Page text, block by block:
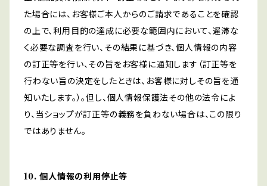
た場合には、お客様ご本人からのご請求であることを確認
の上で、利用目的の達成に必要な範囲内において、遅滞な
く必要な調査を行い、その結果に基づき、個人情報の内容
の訂正等を行い、その旨をお客様に通知します（訂正等を
行わない旨の決定をしたときは、お客様に対しその旨を通
知いたします。）。但し、個人情報保護法その他の法令によ
り、当ショップが訂正等の義務を負わない場合は、この限り
ではありません。
10. 個人情報の利用停止等